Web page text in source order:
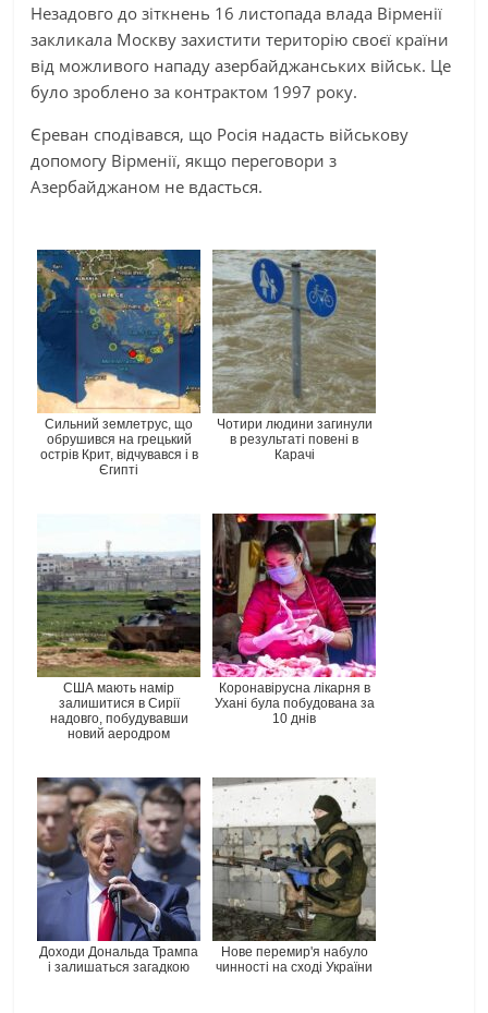
Незадовго до зіткнень 16 листопада влада Вірменії
закликала Москву захистити територію своєї країни
від можливого нападу азербайджанських військ. Це
було зроблено за контрактом 1997 року.
Єреван сподівався, що Росія надасть військову
допомогу Вірменії, якщо переговори з
Азербайджаном не вдасться.
Сильний землетрус, що
обрушився на грецький
острів Крит, відчувався і в
Єгипті
Чотири людини загинули
в результаті повені в
Карачі
США мають намір
залишитися в Сирії
надовго, побудувавши
новий аеродром
Коронавірусна лікарня в
Ухані була побудована за
10 днів
Доходи Дональда Трампа
і залишаться загадкою
Нове перемир'я набуло
чинності на сході України